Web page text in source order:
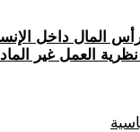
رأس المال داخل
العمل غير